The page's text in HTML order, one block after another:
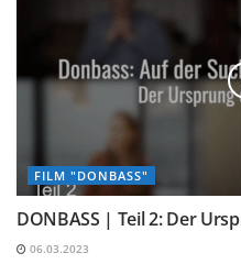
FILM "DONBASS"
DONBASS | Teil 2: Der
06.03.2023